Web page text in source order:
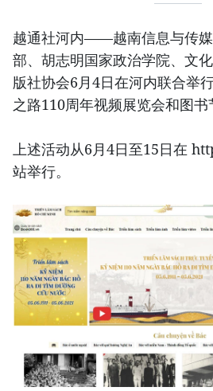
越通社河内——越南信息与传
部、胡志明国家政治学院、文
版社协会6月4日在河内联合举
之路110周年视频展览会和图书
上述活动从6月4日至15日在
站举行。